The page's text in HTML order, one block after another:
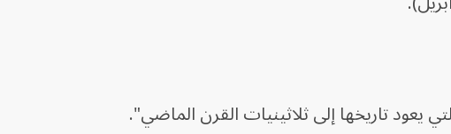
يعود تاريخها إلى ثلاثينيات القرن الماضي".